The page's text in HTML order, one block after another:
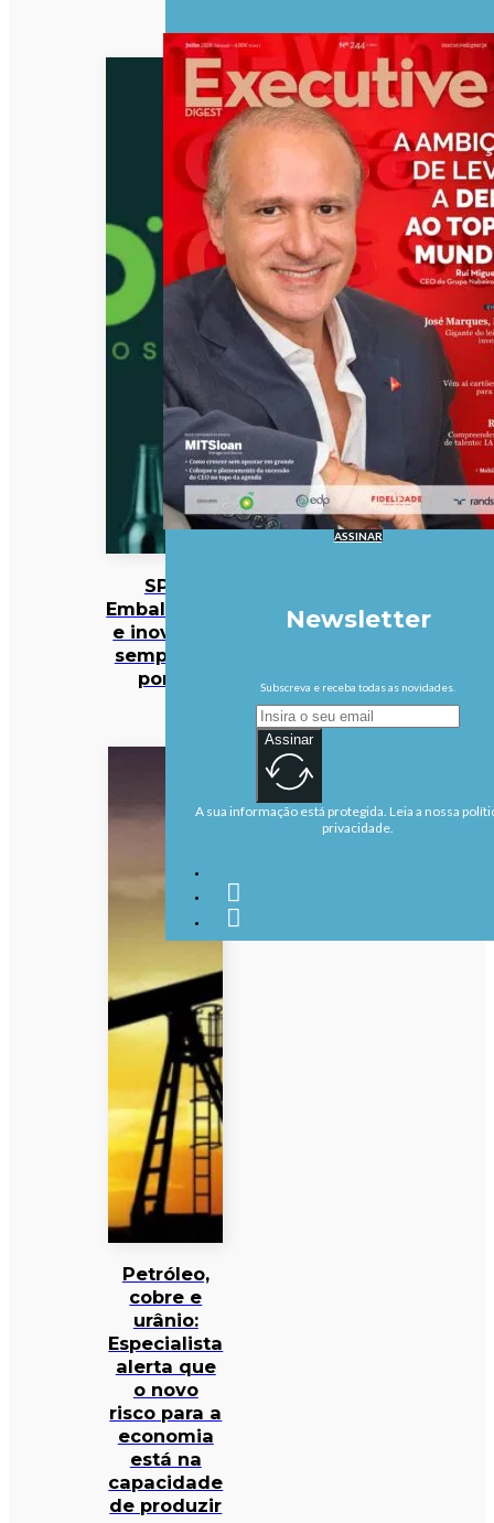
SPV:
Embalagens
e inovação
sempre no
ponto
Petróleo,
cobre e
urânio:
Especialista
alerta que
o novo
risco para a
economia
está na
capacidade
de produzir
ASSINAR
Newsletter
Subscreva e receba todas as novidades.
Assinar
A sua informação está protegida. Leia a nossa
privacidade.